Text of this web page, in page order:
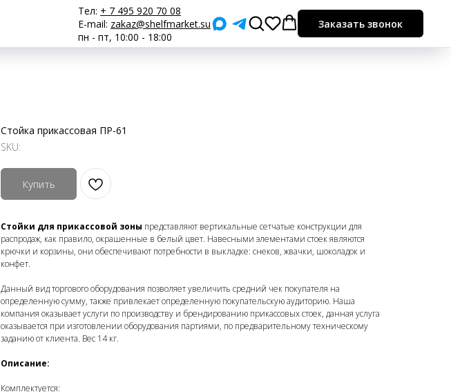
Тел: + 7 495 920 70 08
E-mail: zakaz@shelfmarket.su
пн - пт, 10:00 - 18:00
Заказать звонок
Стойка прикассовая ПР-61
SKU:
Купить
Стойки для прикассовой зоны представляют вертикальные сетчатые конструкции для
распродаж, как правило, окрашенные в белый цвет. Навесными элементами стоек являются
крючки и корзины, они обеспечивают потребности в выкладке: снеков, жвачки, шоколадок и
конфет.
Данный вид торгового оборудования позволяет увеличить средний чек покупателя на
определенную сумму, также привлекает определенную покупательскую аудиторию. Наша
компания оказывает услуги по производству и брендированию прикассовых стоек, данная услуга
оказывается при изготовлении оборудования партиями, по предварительному техническому
заданию от клиента. Вес 14 кг.
Описание:
Комплектуется: